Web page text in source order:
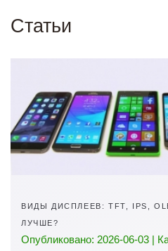
Статьи
ВИДЫ ДИСПЛЕЕВ: TFT, IPS,
ЛУЧШЕ?
Опубликовано: 2026-06-03 |